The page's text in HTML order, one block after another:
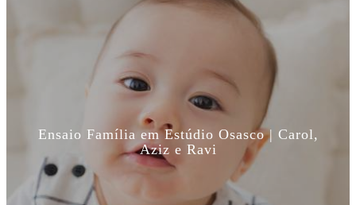
Ensaio Família em Estúdio Osasco | Carol,
Aziz e Ravi